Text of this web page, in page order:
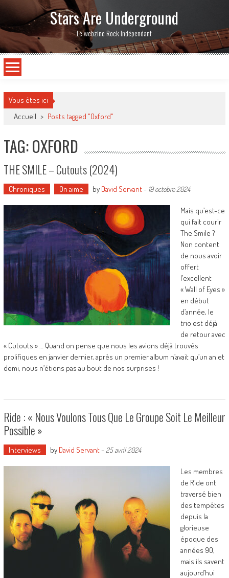
Stars Are Underground
Le webzine Rock Indépendant
Vous êtes ici
Accueil > Posts tagged "Oxford"
TAG: OXFORD
THE SMILE – Cutouts (2024)
Chroniques On aime by David Servant- 19 octobre 2024
Mais qu’est-ce
qui fait courir
The Smile ?
Non content
de nous avoir
offert
l’excellent
« Wall of Eyes »
en début
d’année, le
trio est déjà
de retour avec
« Cutouts » … Quand on pense que nous les avions déjà trouvés
prolifiques en janvier dernier, après un premier album n’avait qu’un an et
demi, nous n’étions pas au bout de nos surprises !
Ride : « Nous Voulons Tous Que Le Groupe Soit Le Meilleur
Possible »
Interviews by David Servant- 25 avril 2024
Les membres
de Ride ont
traversé bien
des tempêtes
depuis la
glorieuse
époque des
années 90,
mais ils savent
aujourd’hui